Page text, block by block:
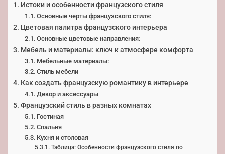
Истоки и особенности французского стиля
Основные черты французского стиля:
Цветовая палитра французского интерьера
Основные цветовые направления:
Мебель и материалы: ключ к атмосфере комфорта
Мебельные материалы:
Стиль мебели
Как создать французскую романтику в интерьере
Декор и аксессуары
Французский стиль в разных комнатах
Гостиная
Спальня
Кухня и столовая
Таблица: Особенности французского стиля по